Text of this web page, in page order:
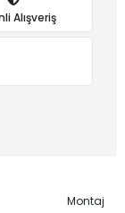
Alışveriş
Montaj